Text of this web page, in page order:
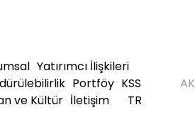
Yatırımcı İlişkileri
Portföy KSS
ve Kültür İletişim TR